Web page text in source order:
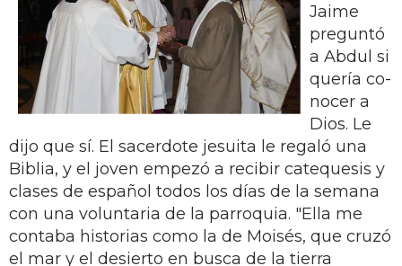
Jaime
preguntó
a Abdul si
quería co­
nocer a
Dios. Le
dijo que sí. El sacer­dote jesuita le regaló una
Biblia, y el joven empezó a recibir catequesis y
clases de español todos los días de la semana
con una voluntaria de la pa­rroquia. "Ella me
conta­ba historias como la de Moisés, que cruzó
el mar y el desierto en busca de la tierra